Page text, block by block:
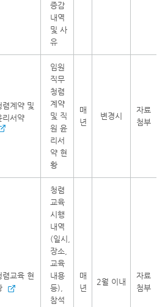
증감
내역
및 사
유
렴계약 및
리서약
임원
직무
청렴
계약
및 직
원 윤
리서
약 현
황
매
년
변경시
자료
첨부
렴교육 현
청렴
교육
시행
내역
(일시,
장소,
교육
내용
등),
참석
매
년
2월 이내
자료
첨부